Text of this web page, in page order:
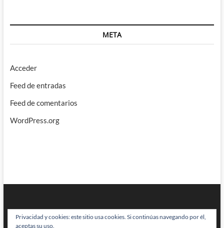
META
Acceder
Feed de entradas
Feed de comentarios
WordPress.org
Privacidad y cookies: este sitio usa cookies. Si continúas navegando por él,
aceptas su uso.